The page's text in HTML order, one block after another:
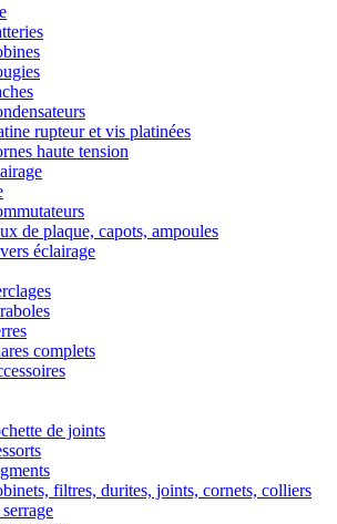
rupteur et vis platinées
haute tension
de plaque, capots, ampoules
éclairage
complets
de joints
filtres, durites, joints, cornets, colliers